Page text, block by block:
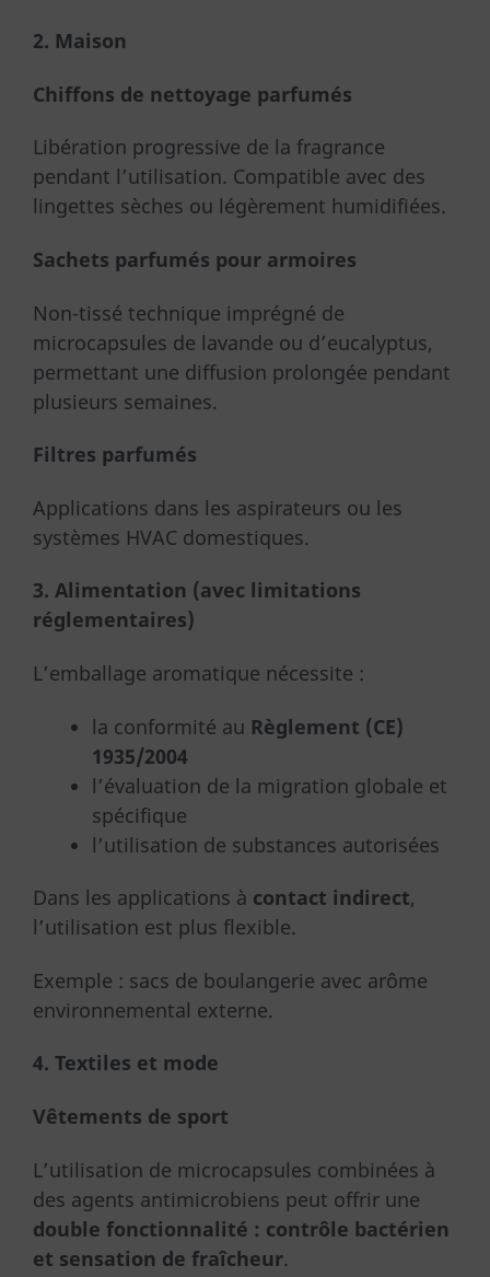
2. Maison
Chiffons de nettoyage parfumés
Libération progressive de la fragrance
pendant l’utilisation. Compatible avec des
lingettes sèches ou légèrement humidifiées.
Sachets parfumés pour armoires
Non-tissé technique imprégné de
microcapsules de lavande ou d’eucalyptus,
permettant une diffusion prolongée pendant
plusieurs semaines.
Filtres parfumés
Applications dans les aspirateurs ou les
systèmes HVAC domestiques.
3. Alimentation (avec limitations
réglementaires)
L’emballage aromatique nécessite :
la conformité au Règlement (CE)
1935/2004
l’évaluation de la migration globale et
spécifique
l’utilisation de substances autorisées
Dans les applications à contact indirect,
l’utilisation est plus flexible.
Exemple : sacs de boulangerie avec arôme
environnemental externe.
4. Textiles et mode
Vêtements de sport
L’utilisation de microcapsules combinées à
des agents antimicrobiens peut offrir une
double fonctionnalité : contrôle bactérien
et sensation de fraîcheur.